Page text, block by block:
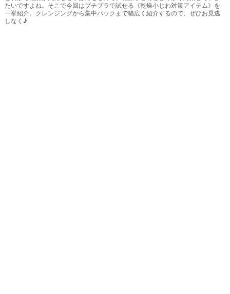
たいですよね。そこで今回はプチプラで試せる《乾燥小じわ対策アイテム》を
一挙紹介。クレンジングから集中パックまで幅広く紹介するので、ぜひお見逃
しなく♪